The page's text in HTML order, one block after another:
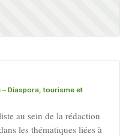
Diaspora, tourisme et
au sein de la rédaction
les thématiques liées à